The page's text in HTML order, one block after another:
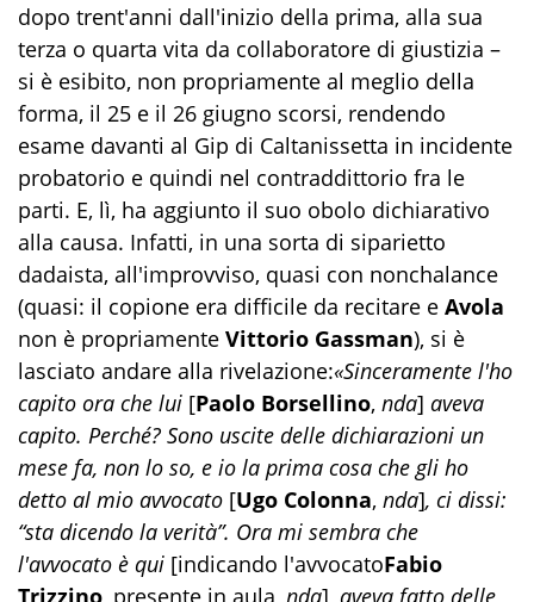
dopo trent'anni dall'inizio della prima, alla sua
terza o quarta vita da collaboratore di giustizia –
si è esibito, non propriamente al meglio della
forma, il 25 e il 26 giugno scorsi, rendendo
esame davanti al Gip di Caltanissetta in incidente
probatorio e quindi nel contraddittorio fra le
parti. E, lì, ha aggiunto il suo obolo dichiarativo
alla causa. Infatti, in una sorta di siparietto
dadaista, all'improvviso, quasi con nonchalance
(quasi: il copione era difficile da recitare e Avola
non è propriamente Vittorio Gassman), si è
lasciato andare alla rivelazione:«Sinceramente l'ho
capito ora che lui [Paolo Borsellino, nda] aveva
capito. Perché? Sono uscite delle dichiarazioni un
mese fa, non lo so, e io la prima cosa che gli ho
detto al mio avvocato [Ugo Colonna, nda], ci dissi:
“sta dicendo la verità”. Ora mi sembra che
l'avvocato è qui [indicando l'avvocatoFabio
Trizzino , presente in aula, nda] , aveva fatto delle